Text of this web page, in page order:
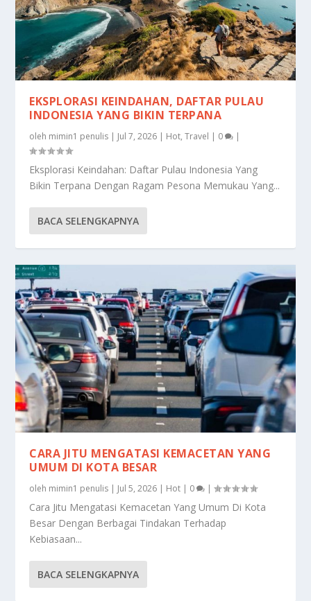
EKSPLORASI KEINDAHAN, DAFTAR PULAU
INDONESIA YANG BIKIN TERPANA
oleh mimin1 penulis | Jul 7, 2026 | Hot,Travel | 0 |
Eksplorasi Keindahan: Daftar Pulau Indonesia Yang
Bikin Terpana Dengan Ragam Pesona Memukau Yang...
BACA SELENGKAPNYA
CARA JITU MENGATASI KEMACETAN YANG
UMUM DI KOTA BESAR
oleh mimin1 penulis | Jul 5, 2026 | Hot | 0 |
Cara Jitu Mengatasi Kemacetan Yang Umum Di Kota
Besar Dengan Berbagai Tindakan Terhadap
Kebiasaan...
BACA SELENGKAPNYA